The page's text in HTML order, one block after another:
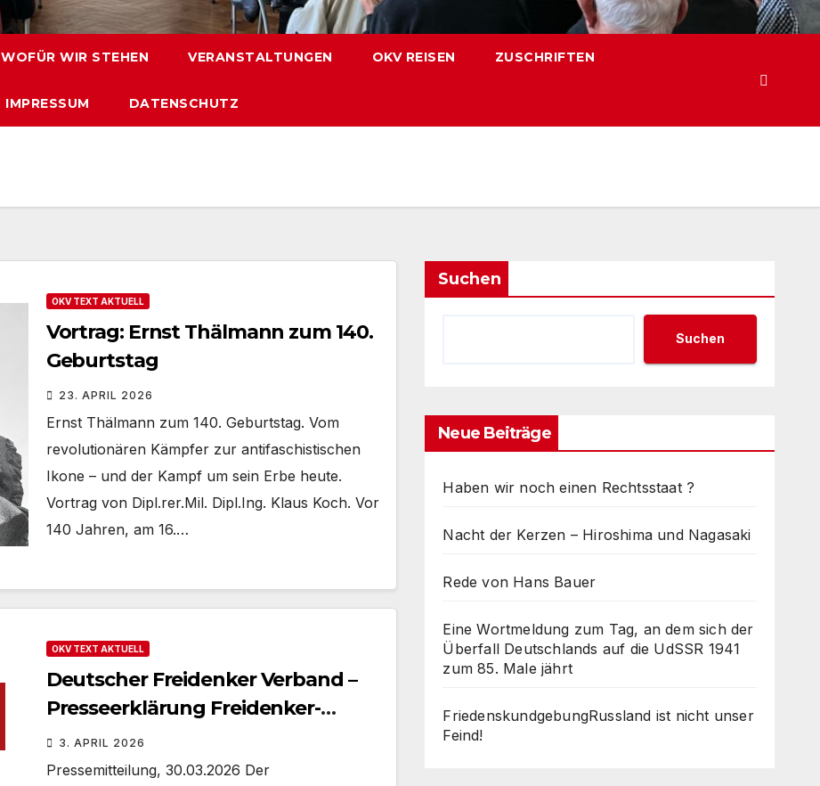
WOFÜR WIR STEHEN VERANSTALTUNGEN OKV REISEN ZUSCHRIFTEN
IMPRESSUM DATENSCHUTZ
OKV TEXT AKTUELL
Vortrag: Ernst Thälmann zum 140.
Geburtstag
23. APRIL 2026
Ernst Thälmann zum 140. Geburtstag. Vom
revolutionären Kämpfer zur antifaschistischen
Ikone – und der Kampf um sein Erbe heute.
Vortrag von Dipl.rer.Mil. Dipl.Ing. Klaus Koch. Vor
140 Jahren, am 16.…
OKV TEXT AKTUELL
Deutscher Freidenker Verband –
Presseerklärung Freidenker-
Protest gegen Kriegskurs der
Kirchen
3. APRIL 2026
Pressemitteilung, 30.03.2026 Der
Suchen
Suchen
Neue Beiträge
Haben wir noch einen Rechtsstaat ?
Nacht der Kerzen – Hiroshima und Nagasaki
Rede von Hans Bauer
Eine Wortmeldung zum Tag, an dem sich der
Überfall Deutschlands auf die UdSSR 1941
zum 85. Male jährt
FriedenskundgebungRussland ist nicht unser
Feind!